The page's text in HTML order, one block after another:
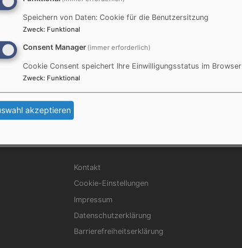
Friedenskirche
Fußbereichsmenü
Kontakt
Cookie-Einstellungen
Impressum
Datenschutzerklärung
Barrierefreiheitserklärung
Speichern von Daten: Cookie für die Benutzersitzung
Zweck: Funktional
Consent Manager (immer erforderlich)
Cookie Consent speichert Ihre Einwilligungsstatus im Browser
Zweck: Funktional
akzeptieren